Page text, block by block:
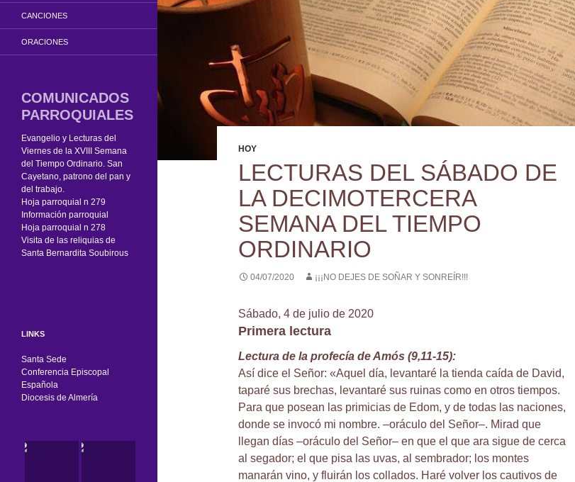
HOY
LECTURAS DEL SÁBADO DE
LA DECIMOTERCERA
SEMANA DEL TIEMPO
ORDINARIO
04/07/2020 ¡¡¡NO DEJES DE SOÑAR Y SONREÍR!!!
Sábado, 4 de julio de 2020
Primera lectura
Lectura de la profecía de Amós (9,11-15):
Así dice el Señor: «Aquel día, levantaré la tienda caída de David,
taparé sus brechas, levantaré sus ruinas como en otros tiempos.
Para que posean las primicias de Edom, y de todas las naciones,
donde se invocó mi nombre. –oráculo del Señor–. Mirad que
llegan días –oráculo del Señor– en que el que ara sigue de cerca
al segador; el que pisa las uvas, al sembrador; los montes
manarán vino, y fluirán los collados. Haré volver los cautivos de
CANCIONES
ORACIONES
COMUNICADOS
PARROQUIALES
Evangelio y Lecturas del
Viernes de la XVIII Semana
del Tiempo Ordinario. San
Cayetano, patrono del pan y
del trabajo.
Hoja parroquial n 279
Información parroquial
Hoja parroquial n 278
Visita de las reliquias de
Santa Bernardita Soubirous
LINKS
Santa Sede
Conferencia Episcopal
Española
Diocesis de Almería